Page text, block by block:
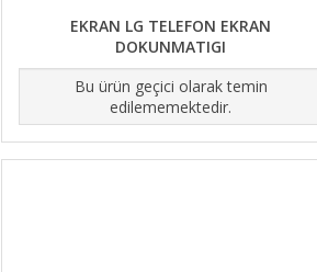
EKRAN LG TELEFON EKRAN
DOKUNMATIGI
Bu ürün geçici olarak temin
edilememektedir.